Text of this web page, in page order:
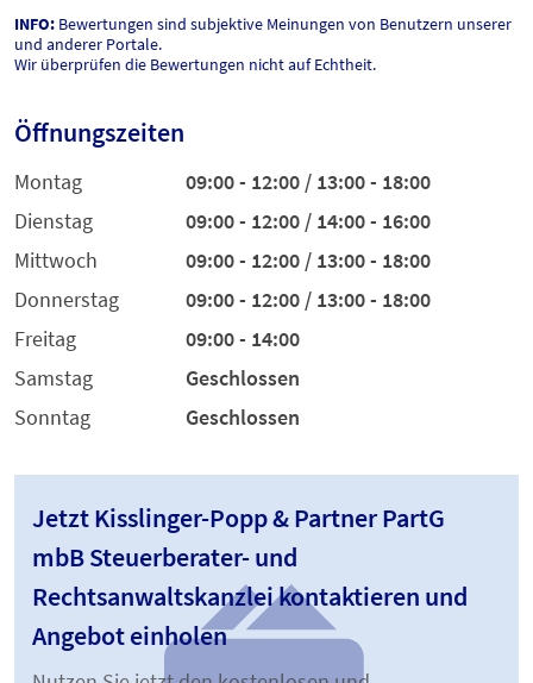
INFO: Bewertungen sind subjektive Meinungen von Benutzern unserer
und anderer Portale.
Wir überprüfen die Bewertungen nicht auf Echtheit.
Öffnungszeiten
Montag
09:00 - 12:00 / 13:00 - 18:00
Dienstag
09:00 - 12:00 / 14:00 - 16:00
Mittwoch
09:00 - 12:00 / 13:00 - 18:00
Donnerstag
09:00 - 12:00 / 13:00 - 18:00
Freitag
09:00 - 14:00
Samstag
Geschlossen
Sonntag
Geschlossen
Jetzt Kisslinger-Popp & Partner PartG
mbB Steuerberater- und
Rechtsanwaltskanzlei kontaktieren und
Angebot einholen